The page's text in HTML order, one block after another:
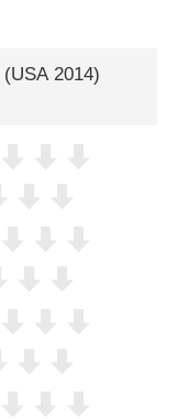
(USA2014)